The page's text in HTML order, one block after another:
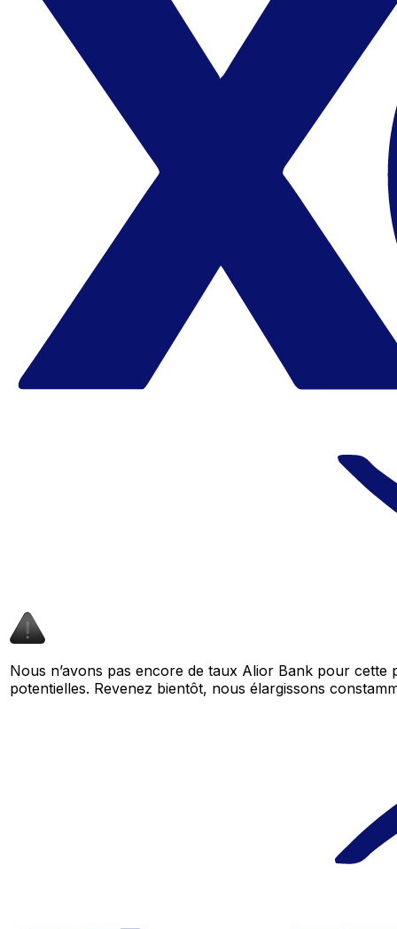
Nous n’avons pas encore de taux Alior Bank pour
potentielles. Revenez bientôt, nous élargissons